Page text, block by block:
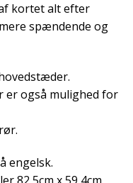
kortet alt efter
spændende og
er også mulighed for
engelsk.